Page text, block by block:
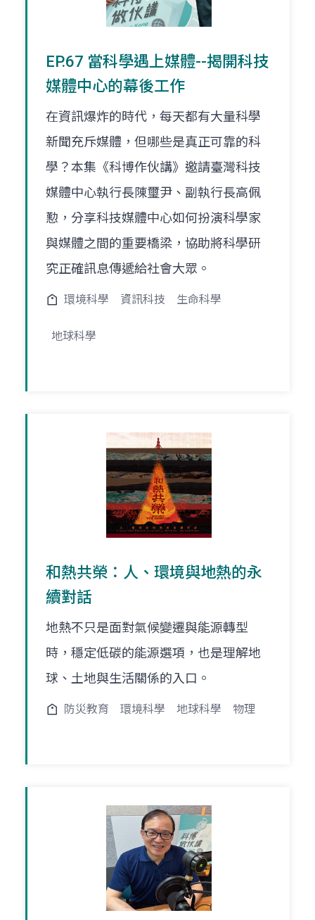
EP.67 當科學遇上媒體--揭開科技
媒體中心的幕後工作
在資訊爆炸的時代，每天都有大量科學
新聞充斥媒體，但哪些是真正可靠的科
學？本集《科博作伙講》邀請臺灣科技
媒體中心執行長陳璽尹、副執行長高佩
懃，分享科技媒體中心如何扮演科學家
與媒體之間的重要橋梁，協助將科學研
究正確訊息傳遞給社會大眾。
環境科學 資訊科技 生命科學
地球科學
和熱共榮：人、環境與地熱的永
續對話
地熱不只是面對氣候變遷與能源轉型
時，穩定低碳的能源選項，也是理解地
球、土地與生活關係的入口。
防災教育 環境科學 地球科學 物理